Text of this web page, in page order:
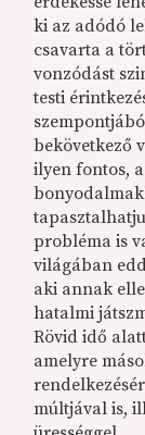
ki az adódó
csavarta a
vonzódást
testi
bekövetkező
ilyen fontos,
probléma is
világában
aki annak
hatalmi
Rövid idő
amelyre
múltjával is,